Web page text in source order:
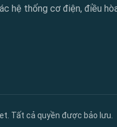
hệ thống cơ điện, điều
Tất cả quyền được bảo lưu.